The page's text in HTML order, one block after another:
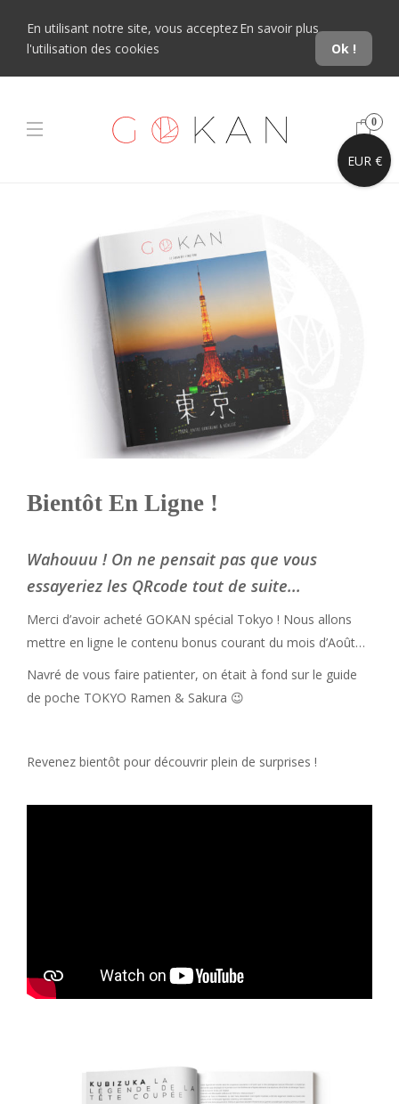
En utilisant notre site, vous acceptez
l'utilisation des cookies
En savoir plus
Ok !
0
Bientôt En Ligne !
Wahouuu ! On ne pensait pas que vous
essayeriez les QRcode tout de suite...
Merci d’avoir acheté GOKAN spécial Tokyo ! Nous allons
mettre en ligne le contenu bonus courant du mois d’Août…
Navré de vous faire patienter, on était à fond sur le guide
de poche TOKYO Ramen & Sakura 😉
Revenez bientôt pour découvrir plein de surprises !
EUR €